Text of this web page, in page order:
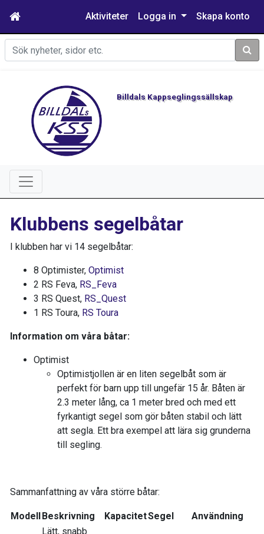
Aktiviteter Logga in Skapa konto
Sök
Billdals Kappseglingssällskap
Klubbens segelbåtar
I klubben har vi 14 segelbåtar:
8 Optimister, Optimist
2 RS Feva, RS_Feva
3 RS Quest, RS_Quest
1 RS Toura, RS Toura
Information om våra båtar:
Optimist
Optimistjollen är en liten segelbåt som är
perfekt för barn upp till ungefär 15 år. Båten är
2.3 meter lång, ca 1 meter bred och med ett
fyrkantigt segel som gör båten stabil och lätt
att segla. Ett bra exempel att lära sig grunderna
till segling.
Sammanfattning av våra större båtar:
ModellBeskrivning KapacitetSegel Användning
Lätt, snabb